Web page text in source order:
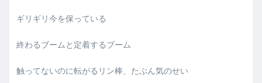
ギリギリ今を保っている
終わるブームと定着するブーム
触ってないのに転がるリン棒、たぶん気のせい